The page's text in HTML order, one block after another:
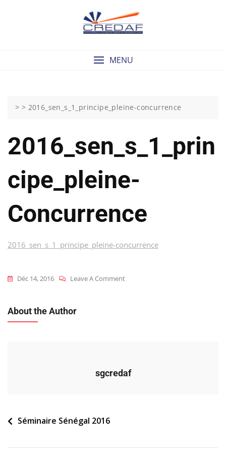
MENU
> > 2016_sen_s_1_principe_pleine-concurrence
2016_sen_s_1_prin
Cipe_pleine-
Concurrence
2016_sen_s_1_principe_pleine-concurrence
Déc 14, 2016 Leave A CommentOn
About the Author
sgcredaf
Navigation
l’article
Séminaire Sénégal 2016